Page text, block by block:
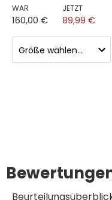
WAR
160,00 €
JETZT
89,99 €